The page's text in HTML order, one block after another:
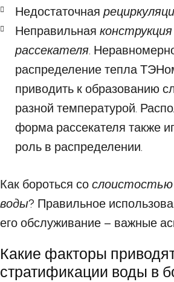
Недостаточная
Неправильная
рассекателя.
распределение тепла
приводить к образованию
разной температурой.
форма рассекателя также
роль в распределении.
Как бороться со
воды? Правильное
его обслуживание – важные
Какие факторы
стратификации воды в